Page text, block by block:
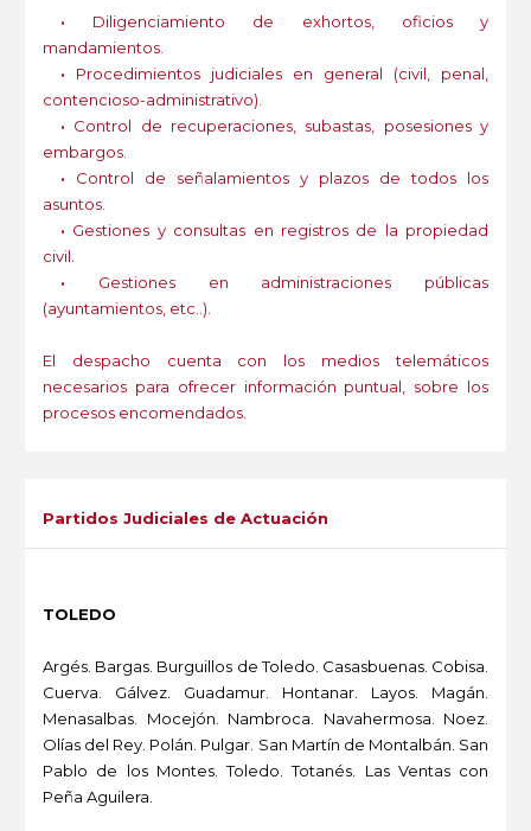
· Diligenciamiento de exhortos, oficios y
mandamientos.
· Procedimientos judiciales en general (civil, penal,
contencioso-administrativo).
· Control de recuperaciones, subastas, posesiones y
embargos.
· Control de señalamientos y plazos de todos los
asuntos.
· Gestiones y consultas en registros de la propiedad
civil.
· Gestiones en administraciones públicas
(ayuntamientos, etc..).
El despacho cuenta con los medios telemáticos
necesarios para ofrecer información puntual, sobre los
procesos encomendados.
Partidos Judiciales de Actuación
TOLEDO
Argés. Bargas. Burguillos de Toledo. Casasbuenas. Cobisa.
Cuerva. Gálvez. Guadamur. Hontanar. Layos. Magán.
Menasalbas. Mocejón. Nambroca. Navahermosa. Noez.
Olías del Rey. Polán. Pulgar. San Martín de Montalbán. San
Pablo de los Montes. Toledo. Totanés. Las Ventas con
Peña Aguilera.